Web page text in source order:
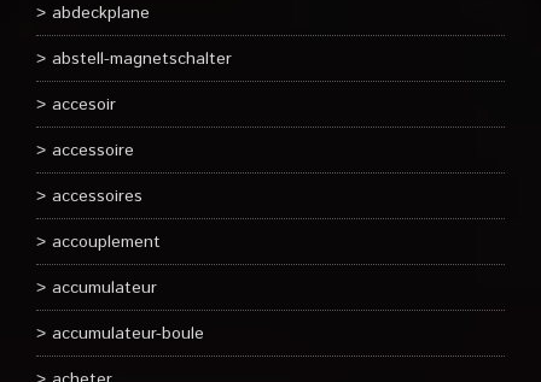
abdeckplane
abstell-magnetschalter
accesoir
accessoire
accessoires
accouplement
accumulateur
accumulateur-boule